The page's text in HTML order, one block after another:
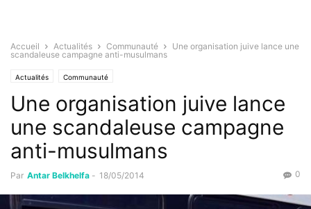
Accueil Actualités Communauté
Une organisation juive lance une
scandaleuse campagne anti-musulmans
Actualités Communauté
Une organisation juive lance
une scandaleuse campagne
anti-musulmans
Par Antar Belkhelfa - 18/05/2014 0